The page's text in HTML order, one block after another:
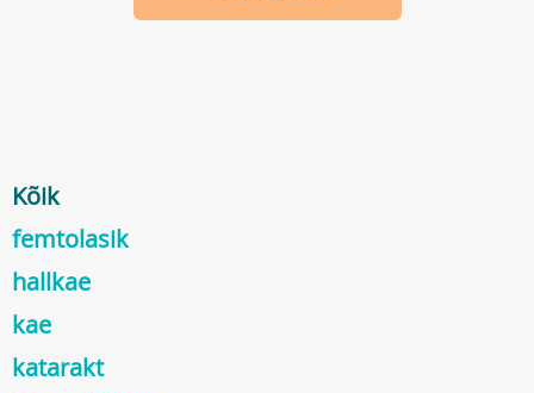
Kõik
femtolasik
hallkae
kae
katarakt